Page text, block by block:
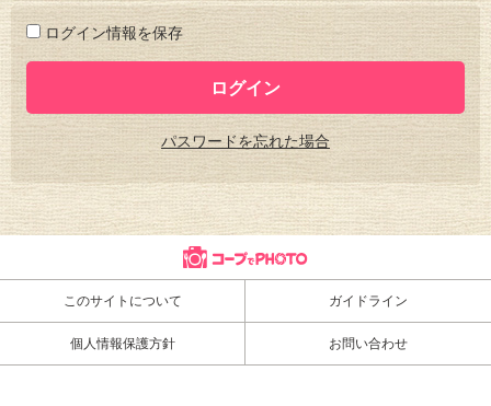
ログイン情報を保存
パスワードを忘れた場合
このサイトについて ガイドライン
個人情報保護方針 お問い合わせ